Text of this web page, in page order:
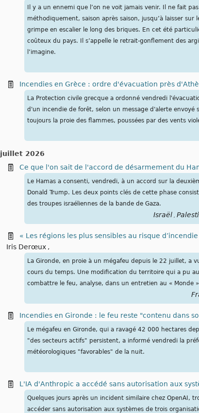
Il y a un ennemi que l’on ne voit jamais venir. Il ne fait
méthodiquement, saison après saison, jusqu’à laisser
grimpe en escalier le long des briques. En cet été
coûteux du pays. Il s’appelle le retrait-gonflement des
l’imagine.
Incendies en Grèce : ordre d'évacuation près
La Protection civile grecque a ordonné vendredi
d'un incendie de forêt, selon un message d'alerte envoyé
toujours la proie des flammes, poussées par des vents
juillet 2026
Ce que l'on sait de l'accord de désarmement du
Le Hamas a consenti, vendredi, à un accord sur la
Donald Trump. Les deux points clés de cette phase
des troupes israéliennes de la bande de Gaza.
Israël
« Les régions les plus sensibles au risque
Iris Derœux ,
La Gironde, en proie à un mégafeu depuis le 22 juillet, a
cours du temps. Une modification du territoire qui a pu
combattre le feu, analyse, dans un entretien au « Monde
Incendies en Gironde : le feu reste "contenu dans
Le mégafeu en Gironde, qui a ravagé 42 000 hectares
"des secteurs actifs" persistent, a informé vendredi la
météorologiques "favorables" de la nuit.
L'IA d'Anthropic a accédé sans autorisation aux
Quelques jours après un incident similaire chez OpenAI,
accéder sans autorisation aux systèmes de trois